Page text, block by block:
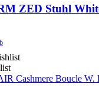
ZED Stuhl